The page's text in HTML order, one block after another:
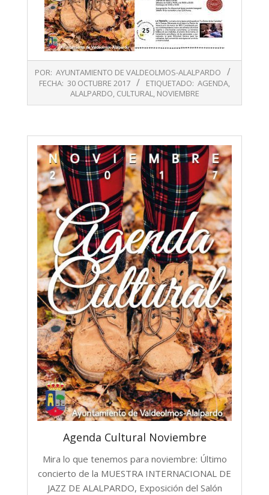
10-
POR: AYUNTAMIENTO DE VALDEOLMOS-ALALPARDO
FECHA: 30 OCTUBRE 2017 ETIQUETADO: AGENDA,
ALALPARDO, CULTURAL, NOVIEMBRE
Agenda Cultural Noviembre
Mira lo que tenemos para noviembre: Último
concierto de la MUESTRA INTERNACIONAL DE
JAZZ DE ALALPARDO, Exposición del Salón